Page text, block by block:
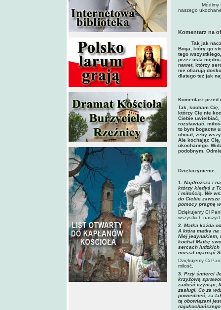
Módlmy
naszego
Komentarz na
Tak jak
Boga, który go
tego
przez usta
nawet, którzy
nie ofiarują
dlatego też jak
Komentarz przed
Tak, kocham
którzy Cię nie
Ciebie uwielbiać,
rozsławiać,
to bym bogactw
chciał, żeby
Ale kochając
ukochanego.
podobnym.
Dziękczynienie:
1. Najdroższa i
którzy kiedyś z
i miłością. We
do Ciebie
pomocy pragnę
Dziękujemy Ci
wszystkich
2. Matka każda
A która matka na
Niej jedynakiem,
kochał Matkę
sercach ludzkich
musiał ogarnąć
Dziękujemy Ci
miłość.
3. Przy śmierci
krzyżową
zadość czyniąc;
zasługi. Co za
powiedzieć, za
tą obowiązani